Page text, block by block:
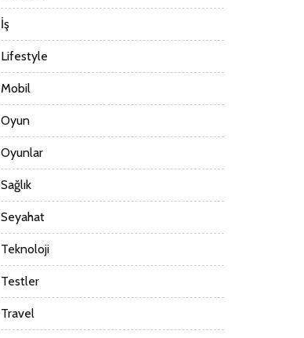
İş
Lifestyle
Mobil
Oyun
Oyunlar
Sağlık
Seyahat
Teknoloji
Testler
Travel